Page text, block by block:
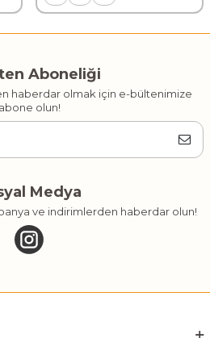
Aboneliği
haberdar olmak için e-bültenimize
abone olun!
Medya
ve indirimlerden haberdar olun!